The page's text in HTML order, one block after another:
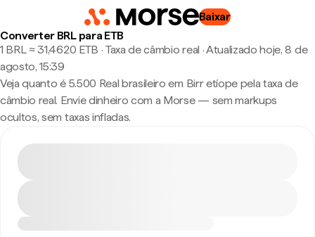
Baixar
Converter BRL para ETB
1 BRL ≈ 31,4620 ETB · Taxa de câmbio real ·Atualizado hoje, 8 de
agosto, 15:39
Veja quanto é 5.500 Real brasileiro em Birr etíope pela taxa de
câmbio real. Envie dinheiro com a Morse — sem markups
ocultos, sem taxas infladas.